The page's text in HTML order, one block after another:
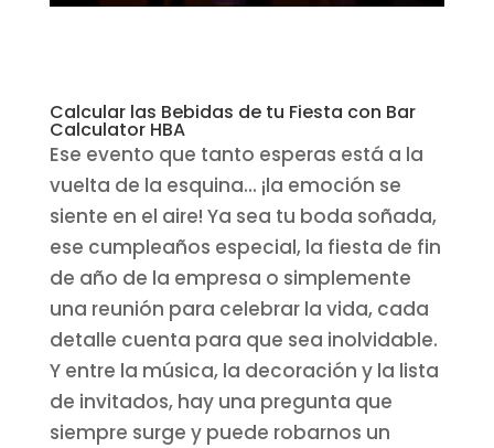
Calcular las Bebidas de tu Fiesta con Bar
Calculator HBA
Ese evento que tanto esperas está a la
vuelta de la esquina... ¡la emoción se
siente en el aire! Ya sea tu boda soñada,
ese cumpleaños especial, la fiesta de fin
de año de la empresa o simplemente
una reunión para celebrar la vida, cada
detalle cuenta para que sea inolvidable.
Y entre la música, la decoración y la lista
de invitados, hay una pregunta que
siempre surge y puede robarnos un